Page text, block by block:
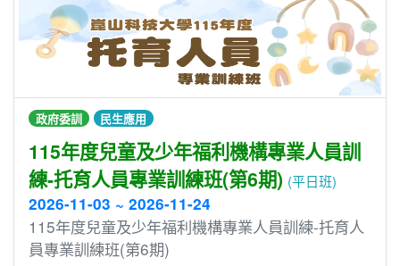
政府委訓 民生應用
115年度兒童及少年福利機構專業人員訓
練-托育人員專業訓練班(第6期) (平日班)
2026-11-03 ~ 2026-11-24
115年度兒童及少年福利機構專業人員訓練-托育人
員專業訓練班(第6期)